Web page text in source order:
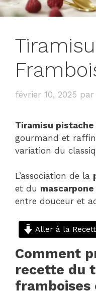
février 10, 2025 par
Tiramisu
gourmand et
variation du
L’association de la
et du mascarpone
entre douceur et
Aller à la
Comment
recette du
framboises